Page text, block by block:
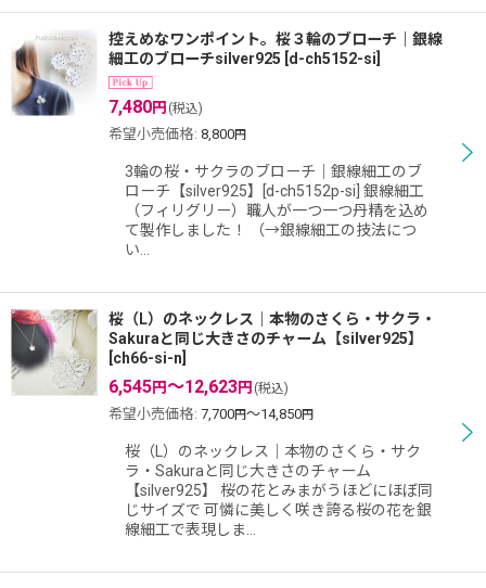
控えめなワンポイント。桜３輪のブローチ｜銀線
細工のブローチsilver925 d-ch5152-si
7,480円 (税込)
希望小売価格: 8,800円
3輪の桜・サクラのブローチ｜銀線細工のブ
ローチ【silver925】[d-ch5152p-si] 銀線細工
（フィリグリー）職人が一つ一つ丹精を込め
て製作しました！ （→銀線細工の技法につ
い…
桜（L）のネックレス｜本物のさくら・サクラ・
Sakuraと同じ大きさのチャーム【silver925】
ch66-si-n
6,545円～12,623円 (税込)
希望小売価格: 7,700円～14,850円
桜（L）のネックレス｜本物のさくら・サク
ラ・Sakuraと同じ大きさのチャーム
【silver925】 桜の花とみまがうほどにほぼ同
じサイズで 可憐に美しく咲き誇る桜の花を銀
線細工で表現しま…